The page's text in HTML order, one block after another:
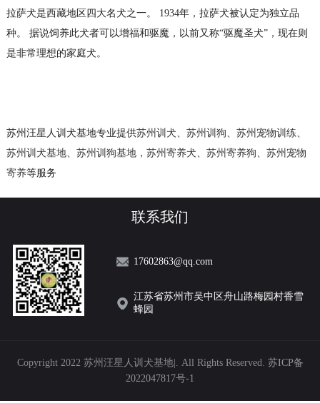
拉萨犬是西藏地区四大名犬之一。 1934年，拉萨犬被认定为独立品
种。 据说饲养此犬者可以增福和驱魔，以前又称“驱魔圣犬”，现在则
是非常理想的家庭犬。
苏州汪星人训犬基地专业提供苏州训犬、 苏州训狗、 苏州宠物训练、
苏州训犬基地、 苏州训狗基地， 苏州寄养犬、 苏州寄养狗、 苏州宠物
寄养等服务
联系我们
17602863@qq.com
江苏省苏州市吴中区舟山路梅园村香雪
蜂园
Copyright 2022 苏州汪星人训犬基地|. All Rights Reserved. 苏ICP备
2022047817号-1